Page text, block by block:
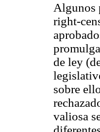
Algunos
right-
de ley
sobre
valiosa